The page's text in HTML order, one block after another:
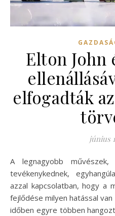
Elton John
elfogadták
június
A legnagyobb művészek, akik az alkotás világában
tevékenykednek,
azzal kapcsolatban, hogy a
fejlődése milyen hatással
időben egyre többen